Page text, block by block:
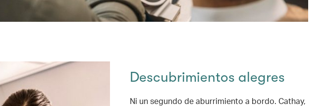
Descubrimientos alegres
Ni un segundo de aburrimiento a bordo. Cathay,